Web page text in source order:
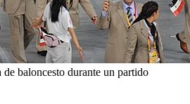
baloncesto durante un partido